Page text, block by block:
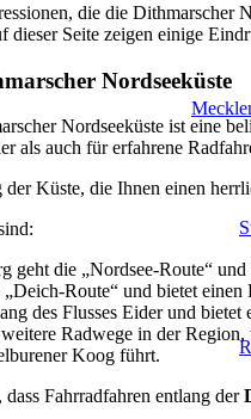
die die Dithmarscher
Seite zeigen einige
Nordseeküste
Nordseeküste ist eine
als auch für erfahrene
Küste, die Ihnen einen
geht die „Nordsee-Route“
Route“ und bietet
des Flusses Eider und
Radwege in der
Koog führt.
dass Fahrradfahren entlang der